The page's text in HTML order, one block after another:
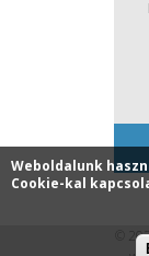
©
Weboldalunk
Cookie-kal